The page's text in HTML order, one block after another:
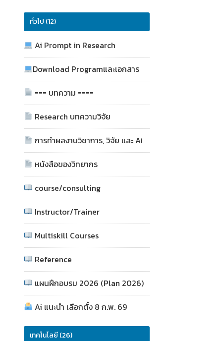
ทั่วไป (12)
Ai Prompt in Research
Download Programและเอกสาร
=== บทความ ====
Research บทความวิจัย
การทำผลงานวิชาการ, วิจัย และ Ai
หนังสือของวิทยากร
course/consulting
Instructor/Trainer
Multiskill Courses
Reference
แผนฝึกอบรม 2026 (Plan 2026)
Ai แนะนำ เลือกตั้ง 8 ก.พ. 69
เทคโนโลยี (26)